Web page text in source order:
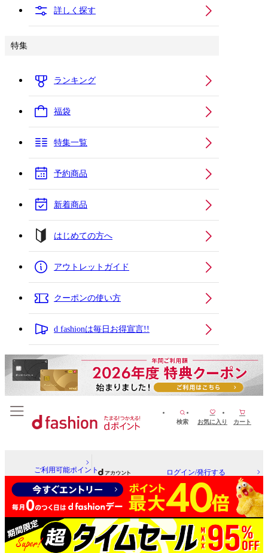
詳しく探す
特集
ランキング
福袋
特集一覧
予約商品
新着商品
はじめての方へ
アウトレットガイド
クーポンの使い方
d fashionは毎日お得宣言!!
検索 お気に入り カート
ご利用可能ポイント ログイン/発行する